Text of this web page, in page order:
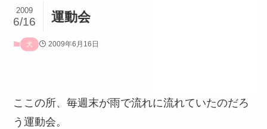
運動会
2009
6/16
犬 2009年6月16日
ここの所、毎週末が雨で流れに流れていたのだろ
う運動会。